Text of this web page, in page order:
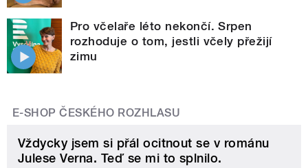
Pro včelaře léto nekončí. Srpen
rozhoduje o tom, jestli včely přežijí
zimu
E-SHOP ČESKÉHO ROZHLASU
Vždycky jsem si přál ocitnout se v románu
Julese Verna. Teď se mi to splnilo.